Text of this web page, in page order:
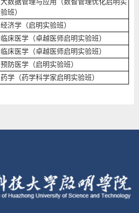
大数据管理与应用（数智管理优化启明实
验班）
经济学（启明实验班）
临床医学（卓越医师启明实验班）
临床医学（卓越医师启明实验班）
预防医学（启明实验班）
药学（药学科学家启明实验班）